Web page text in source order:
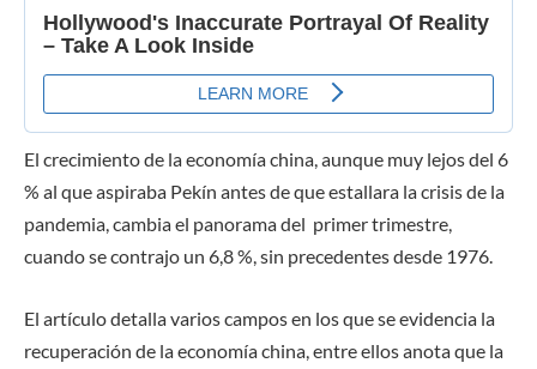
El crecimiento de la economía china, aunque muy lejos del 6
% al que aspiraba Pekín antes de que estallara la crisis de la
pandemia, cambia el panorama del primer trimestre,
cuando se contrajo un 6,8 %, sin precedentes desde 1976.
El artículo detalla varios campos en los que se evidencia la
recuperación de la economía china, entre ellos anota que la